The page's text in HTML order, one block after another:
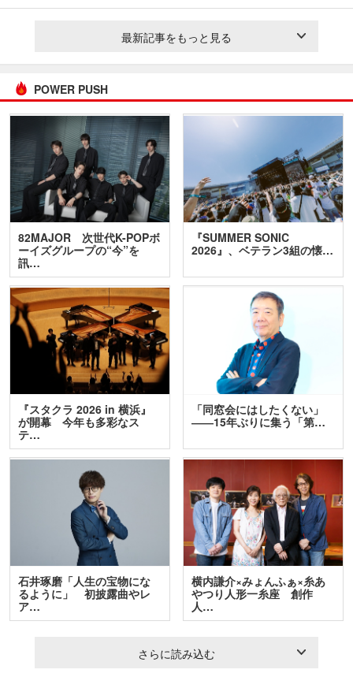
最新記事をもっと見る
POWER PUSH
82MAJOR 次世代K-POPボ
ーイズグループの“今”を
訊…
『SUMMER SONIC
2026』、ベテラン3組の懐…
『スタクラ 2026 in 横浜』
が開幕 今年も多彩なス
テ…
「同窓会にはしたくない」
――15年ぶりに集う「第…
石井琢磨「人生の宝物にな
るように」 初披露曲やレ
ア…
横内謙介×みょんふぁ×糸あ
やつり人形一糸座 創作
人…
さらに読み込む